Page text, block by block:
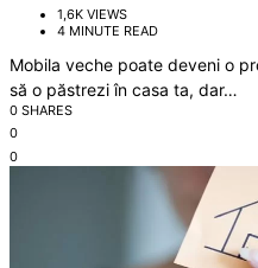
1,6K VIEWS
4 MINUTE READ
Mobila veche poate deveni o
să o păstrezi în casa ta, dar…
0 SHARES
0
0